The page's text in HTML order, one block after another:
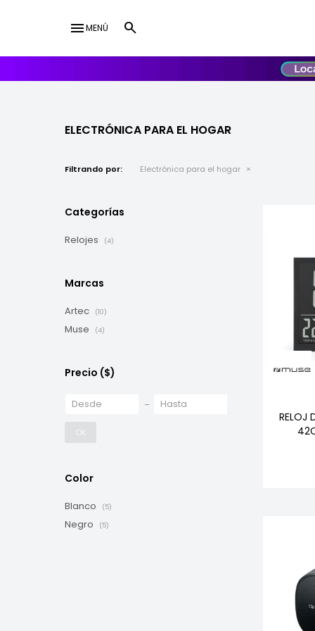
menuMENÚ
ELECTRÓNICA PARA EL HOGAR
Filtrando por: Electrónica para el hogar
RELOJ
Categorías
Relojes (4)
Marcas
Artec (10)
Muse (4)
Precio ($)
OK
Color
Blanco (5)
Negro (5)